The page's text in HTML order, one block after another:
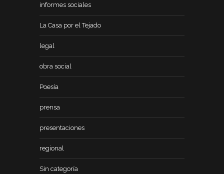
informes sociales
La Casa por el Tejado
legal
obra social
Poesía
prensa
presentaciones
regional
Sin categoría